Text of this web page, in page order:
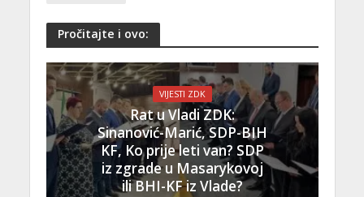
Pročitajte i ovo:
VIJESTI ZDK
Rat u Vladi ZDK:
Sinanović-Marić, SDP-BIH
KF, Ko prije leti van? SDP
iz zgrade u Masarykovoj
ili BHI-KF iz Vlade?